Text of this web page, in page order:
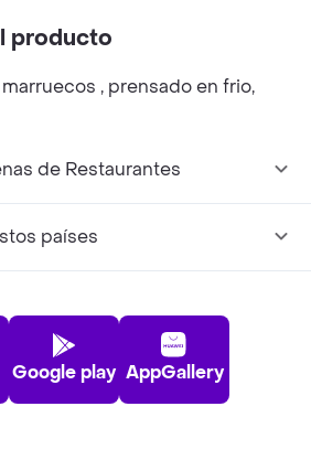
producto
, prensado en frio,
de Restaurantes
países
Google play AppGallery